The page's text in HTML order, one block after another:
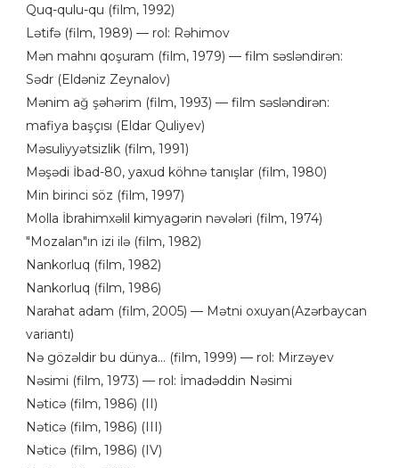
Quq-qulu-qu (film, 1992)
Lətifə (film, 1989) — rol: Rəhimov
Mən mahnı qoşuram (film, 1979) — film səsləndirən:
Sədr (Eldəniz Zeynalov)
Mənim ağ şəhərim (film, 1993) — film səsləndirən:
mafiya başçısı (Eldar Quliyev)
Məsuliyyətsizlik (film, 1991)
Məşədi İbad-80, yaxud köhnə tanışlar (film, 1980)
Min birinci söz (film, 1997)
Molla İbrahimxəlil kimyagərin nəvələri (film, 1974)
"Mozalan"ın izi ilə (film, 1982)
Nankorluq (film, 1982)
Nankorluq (film, 1986)
Narahat adam (film, 2005) — Mətni oxuyan(Azərbaycan
variantı)
Nə gözəldir bu dünya... (film, 1999) — rol: Mirzəyev
Nəsimi (film, 1973) — rol: İmadəddin Nəsimi
Nəticə (film, 1986) (II)
Nəticə (film, 1986) (III)
Nəticə (film, 1986) (IV)